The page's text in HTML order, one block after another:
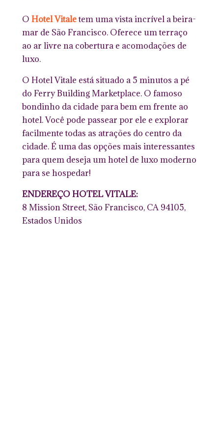
O Hotel Vitaletem uma vista incrível a beira-
mar de São Francisco. Oferece um terraço
ao ar livre na cobertura e acomodações de
luxo.
O Hotel Vitale está situado a 5 minutos a pé
do Ferry Building Marketplace. O famoso
bondinho da cidade para bem em frente ao
hotel. Você pode passear por ele e explorar
facilmente todas as atrações do centro da
cidade. É uma das opções mais interessantes
para quem deseja um hotel de luxo moderno
para se hospedar!
ENDEREÇO HOTEL VITALE:
8 Mission Street, São Francisco, CA 94105,
Estados Unidos